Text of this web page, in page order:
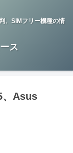
、SIMフリー機種の情
ス
、Asus